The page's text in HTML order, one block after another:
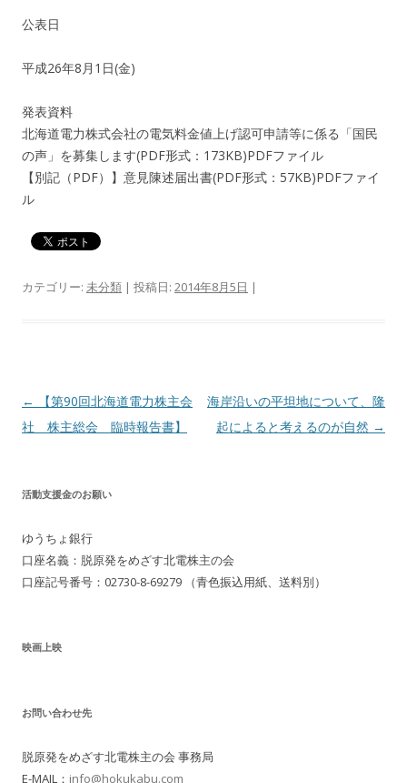
公表日
平成26年8月1日(金)
発表資料
北海道電力株式会社の電気料金値上げ認可申請等に係る「国民
の声」を募集します(PDF形式：173KB)PDFファイル
【別記（PDF）】意見陳述届出書(PDF形式：57KB)PDFファイ
ル
カテゴリー: 未分類 | 投稿日: 2014年8月5日 |
投
稿
ゲ
シ
ョ
←
【第90回北海道電力株主会
社 株主総会 臨時報告書】
海岸沿いの平坦地について、隆
起によると考えるのが自然 →
活動支援金のお願い
ゆうちょ銀行
口座名義：脱原発をめざす北電株主の会
口座記号番号：02730-8-69279 （青色振込用紙、送料別）
映画上映
お問い合わせ先
脱原発をめざす北電株主の会 事務局
E-MAIL： info@hokukabu.com